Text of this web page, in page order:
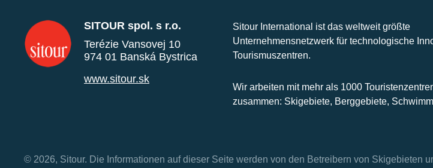
SITOUR spol. s r.o.
Terézie Vansovej 10
974 01 Banská Bystrica
www.sitour.sk
Sitour International ist das weltweit größte
Unternehmensnetzwerk für technologische
Tourismuszentren.
Wir arbeiten mit mehr als 1000
zusammen: Skigebiete, Berggebiete,
© 2026, Sitour. Die Informationen auf dieser Seite werden von den Betreibern von Skigebieten